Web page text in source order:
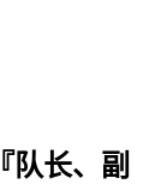
队长、副